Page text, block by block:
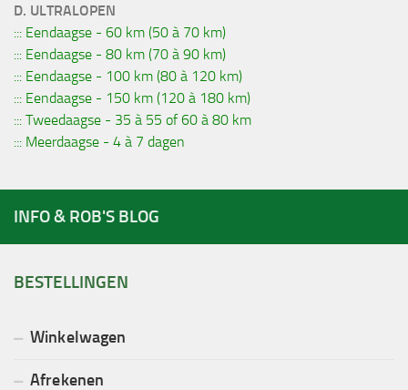
D. ULTRALOPEN
::: Eendaagse - 60 km (50 à 70 km)
::: Eendaagse - 80 km (70 à 90 km)
::: Eendaagse - 100 km (80 à 120 km)
::: Eendaagse - 150 km (120 à 180 km)
::: Tweedaagse - 35 à 55 of 60 à 80 km
::: Meerdaagse - 4 à 7 dagen
INFO & ROB'S BLOG
BESTELLINGEN
Winkelwagen
Afrekenen